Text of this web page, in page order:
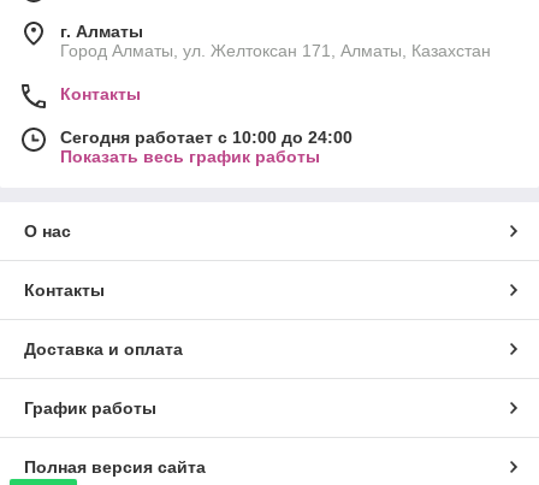
г. Алматы
Город Алматы, ул. Желтоксан 171, Алматы, Казахстан
Контакты
Сегодня работает с 10:00 до 24:00
Показать весь график работы
О нас
Контакты
Доставка и оплата
График работы
Полная версия сайта